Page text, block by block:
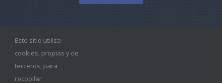
Este sitio utiliza
cookies, propias y de
terceros, para
recopilar